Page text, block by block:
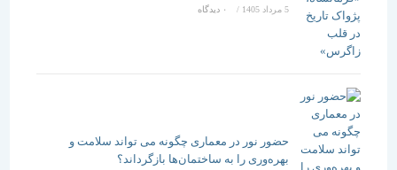
5 مرداد 1405 / ۰ دیدگاه
حضور نور در معماری چگونه می تواند سلامت و
بهره‌وری را به ساختمان‌ها بازگرداند؟